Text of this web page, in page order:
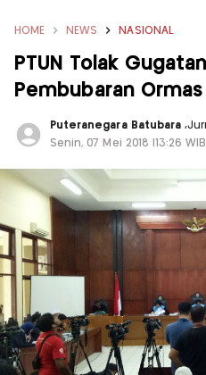
HOME NEWS NASIONAL
PTUN Tolak
Pembubaran Ormas
Puteranegara Batubara,
Senin, 07 Mei 2018 |13:26 WIB